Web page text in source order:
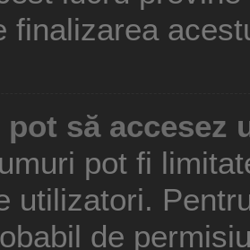
finalizarea
pot să accesez
pot fi
utilizatori.
de